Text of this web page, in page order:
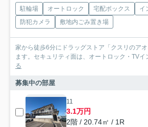
駐輪場 オートロック 宅配ボックス
イ
防犯カメラ
敷地内ごみ置き場
家から徒歩6分にドラッグストア「クスリのア
ます。セキュリティ面は、オートロック・TVイ
る
募集中の部屋
11
3.1万円
2階 / 20.74㎡ / 1R